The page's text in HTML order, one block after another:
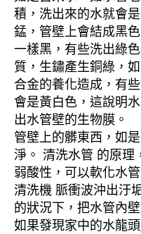
積，洗出來的水就會
錳，管壁上會結成黑
一樣黑，有些洗出綠
質，生鏽產生銅綠，
合金的養化造成，有
會是黃白色，這說明
出水管壁的生物膜。
管壁上的髒東西，如
淨。 清洗水管 的原理
弱酸性，可以軟化水
清洗機 脈衝波沖出汙
的狀況下，把水管內
如果發現家中的水龍